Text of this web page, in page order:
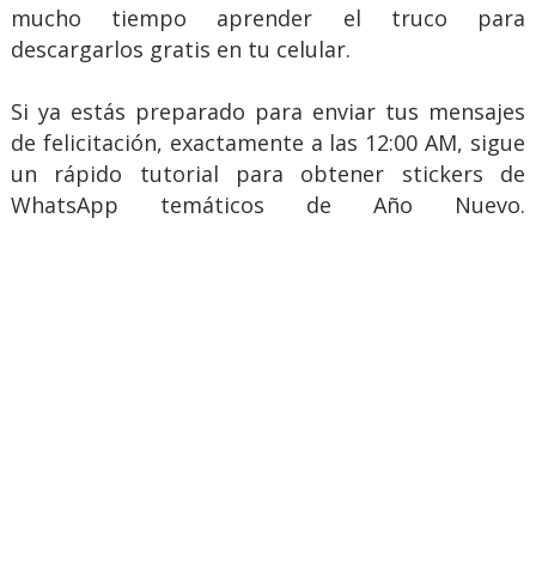
mucho tiempo aprender el truco para
descargarlos gratis en tu celular.
Si ya estás preparado para enviar tus mensajes
de felicitación, exactamente a las 12:00 AM, sigue
un rápido tutorial para obtener stickers de
WhatsApp temáticos de Año Nuevo.